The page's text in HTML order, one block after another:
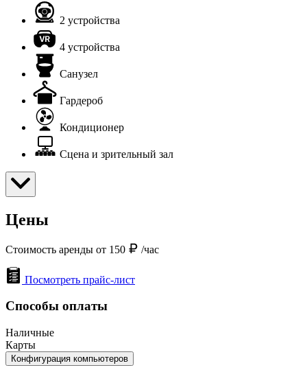
2 устройства
4 устройства
Санузел
Гардероб
Кондиционер
Сцена и зрительный зал
Цены
Стоимость аренды от 150 /час
Посмотреть прайс-лист
Способы оплаты
Наличные
Карты
Конфигурация компьютеров